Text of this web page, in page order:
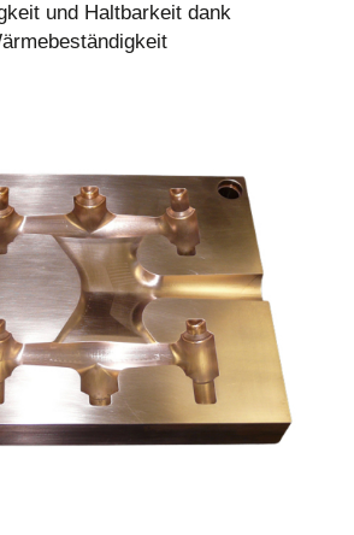
und Haltbarkeit dank